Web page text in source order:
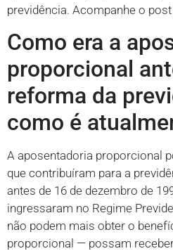
previdência. Acompanhe o
Como era a
proporcional
reforma da
como é
A aposentadoria proporcional
que contribuíram para a
antes de 16 de dezembro de
ingressaram no Regime
não podem mais obter o
proporcional — possam